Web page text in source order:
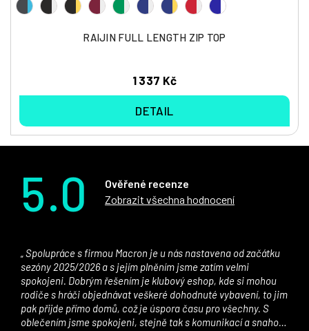
RAIJIN FULL LENGTH ZIP TOP
1 337 Kč
DETAIL
5.0
Ověřené recenze
Zobrazit všechna hodnocení
sezóny 2025/2026 a s jejím plněním jsme zatím velmi
spokojeni. Dobrým řešením je klubový eshop, kde si mohou
rodiče s hráči objednávat veškeré dohodnuté vybavení, to jim
pak přijde přímo domů, což je úspora času pro všechny. S
oblečením jsme spokojeni, stejně tak s komunikací a snahou